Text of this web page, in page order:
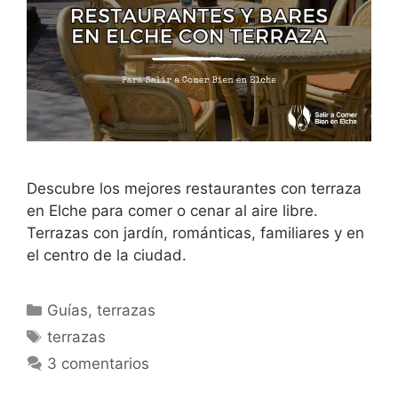
Descubre los mejores restaurantes con terraza
en Elche para comer o cenar al aire libre.
Terrazas con jardín, románticas, familiares y en
el centro de la ciudad.
Categorías
Guías,terrazas
Etiquetas
terrazas
3 comentarios